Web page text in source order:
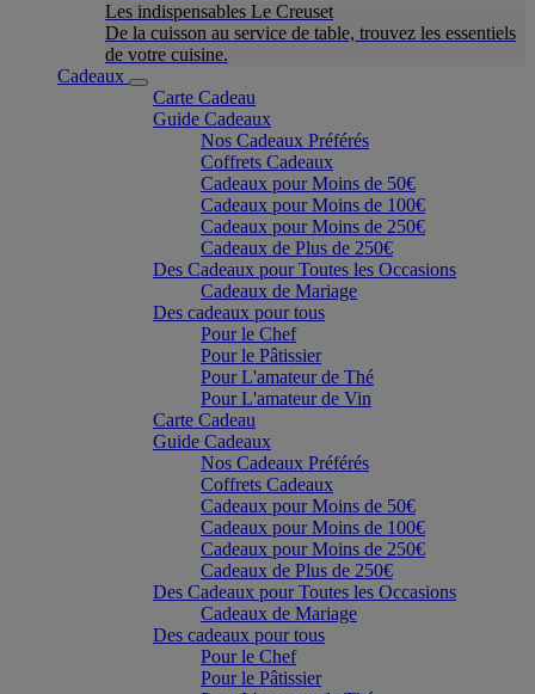
Les indispensables Le Creuset
De la cuisson au service de table, trouvez les essentiels
de votre cuisine.
Cadeaux
Carte Cadeau
Guide Cadeaux
Nos Cadeaux Préférés
Coffrets Cadeaux
Cadeaux pour Moins de 50€
Cadeaux pour Moins de 100€
Cadeaux pour Moins de 250€
Cadeaux de Plus de 250€
Des Cadeaux pour Toutes les Occasions
Cadeaux de Mariage
Des cadeaux pour tous
Pour le Chef
Pour le Pâtissier
Pour L'amateur de Thé
Pour L'amateur de Vin
Carte Cadeau
Guide Cadeaux
Nos Cadeaux Préférés
Coffrets Cadeaux
Cadeaux pour Moins de 50€
Cadeaux pour Moins de 100€
Cadeaux pour Moins de 250€
Cadeaux de Plus de 250€
Des Cadeaux pour Toutes les Occasions
Cadeaux de Mariage
Des cadeaux pour tous
Pour le Chef
Pour le Pâtissier